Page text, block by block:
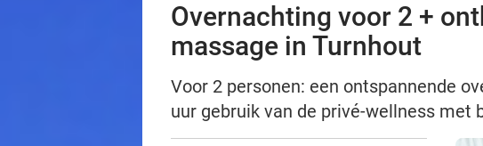
Overnachting voor 2 +
massage in Turnhout
Voor 2 personen: een ontspannende
uur gebruik van de privé-wellness met